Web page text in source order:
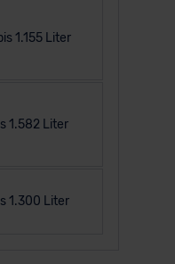
1.155 Liter
1.582 Liter
1.300 Liter